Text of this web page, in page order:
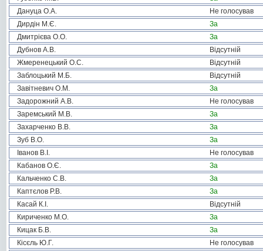
Дануца О.А.
Не голосував
Дирдін М.Є.
За
Дмитрієва О.О.
За
Дубнов А.В.
Відсутній
Жмеренецький О.С.
Відсутній
Заблоцький М.Б.
Відсутній
Завітневич О.М.
За
Задорожний А.В.
Не голосував
Заремський М.В.
За
Захарченко В.В.
За
Зуб В.О.
За
Іванов В.І.
Не голосував
Кабанов О.Є.
За
Кальченко С.В.
За
Каптєлов Р.В.
За
Касай К.І.
Відсутній
Кириченко М.О.
За
Кицак Б.В.
За
Кісєль Ю.Г.
Не голосував